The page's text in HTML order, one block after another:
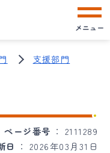
メニュー
支援部門
ページ番号
2111289
日
2026年03月31日